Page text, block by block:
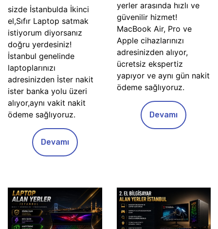
sizde İstanbulda İkinci
el,Sıfır Laptop satmak
istiyorum diyorsanız
doğru yerdesiniz!
İstanbul genelinde
laptoplarınızı
adresinizden İster nakit
ister banka yolu üzeri
alıyor,aynı vakit nakit
ödeme sağlıyoruz.
Devamı
yerler arasında hızlı ve
güvenilir hizmet!
MacBook Air, Pro ve
Apple cihazlarınızı
adresinizden alıyor,
ücretsiz ekspertiz
yapıyor ve aynı gün nakit
ödeme sağlıyoruz.
Devamı